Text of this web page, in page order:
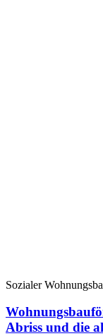
Sozialer
Abriss und die